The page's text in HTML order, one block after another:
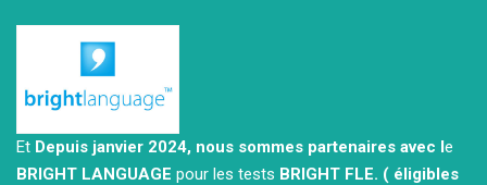
Et Depuis janvier 2024, nous sommes partenaires avec le
BRIGHT LANGUAGE pour les tests BRIGHT FLE. ( éligibles